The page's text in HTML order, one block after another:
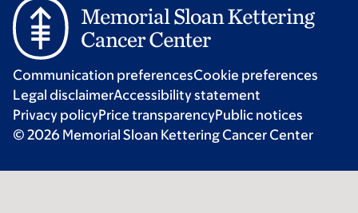
Communication preferencesCookie preferences
Legal disclaimerAccessibility statement
Privacy policyPrice transparencyPublic notices
© 2026 Memorial Sloan Kettering Cancer Center